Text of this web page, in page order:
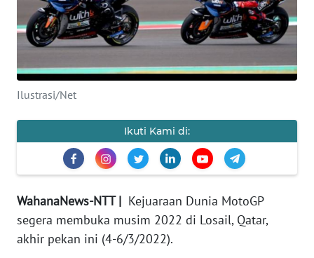
Ilustrasi/Net
Ikuti Kami di:
WahanaNews-NTT | Kejuaraan Dunia MotoGP
segera membuka musim 2022 di Losail, Qatar,
akhir pekan ini (4-6/3/2022).
Informasi
BERITA
KAMI
IKLAN
KAMI